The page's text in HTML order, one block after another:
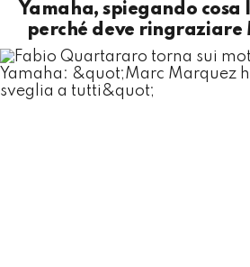
Yamaha, spiegando cosa
perché deve ringraziare